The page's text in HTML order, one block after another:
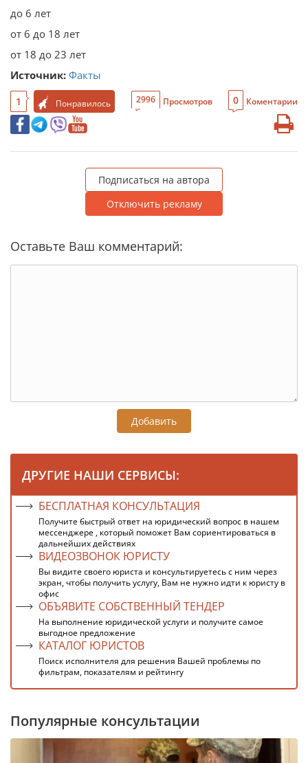
до 6 лет
от 6 до 18 лет
от 18 до 23 лет
Источник: Факты
1 Понравилось 2996 Просмотров 0 Коментарии
Подписаться на автора
Отключить рекламу
Оставьте Ваш комментарий:
Добавить
ДРУГИЕ НАШИ СЕРВИСЫ:
БЕСПЛАТНАЯ КОНСУЛЬТАЦИЯ
Получите быстрый ответ на юридический вопрос в нашем
мессенджере , который поможет Вам сориентироваться в
дальнейших действиях
ВИДЕОЗВОНОК ЮРИСТУ
Вы видите своего юриста и консультируетесь с ним через
экран, чтобы получить услугу, Вам не нужно идти к юристу в
офис
ОБЪЯВИТЕ СОБСТВЕННЫЙ ТЕНДЕР
На выполнение юридической услуги и получите самое
выгодное предложение
КАТАЛОГ ЮРИСТОВ
Поиск исполнителя для решения Вашей проблемы по
фильтрам, показателям и рейтингу
Популярные консультации